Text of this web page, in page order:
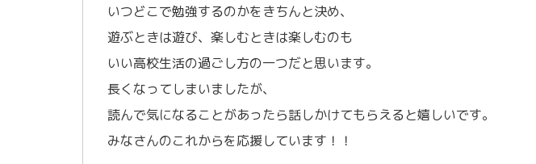
いつどこで勉強するのかをきちんと決め、
遊ぶときは遊び、楽しむときは楽しむのも
いい高校生活の過ごし方の一つだと思います。
長くなってしまいましたが、
読んで気になることがあったら話しかけてもらえると嬉しいです。
みなさんのこれからを応援しています！！